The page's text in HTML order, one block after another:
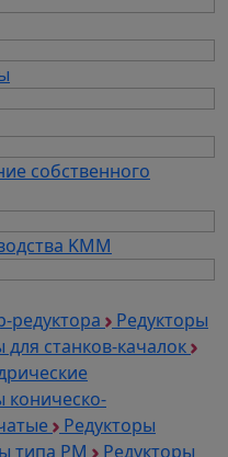
собственного
KMM
редуктора
Редукторы
для станков-качалок
коническо-
Редукторы
типа РМ
Редукторы